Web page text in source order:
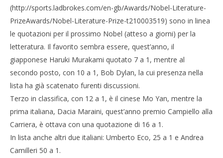
(http://sports.ladbrokes.com/en-gb/Awards/Nobel-Literature-
PrizeAwards/Nobel-Literature-Prize-t210003519) sono in linea
le quotazioni per il prossimo Nobel (atteso a giorni) per la
letteratura. Il favorito sembra essere, quest’anno, il
giapponese Haruki Murakami quotato 7 a 1, mentre al
secondo posto, con 10 a 1, Bob Dylan, la cui presenza nella
lista ha già scatenato furenti discussioni.
Terzo in classifica, con 12 a 1, è il cinese Mo Yan, mentre la
prima italiana, Dacia Maraini, quest’anno premio Campiello alla
Carriera, è ottava con una quotazione di 16 a 1.
In lista anche altri due italiani: Umberto Eco, 25 a 1 e Andrea
Camilleri 50 a 1.